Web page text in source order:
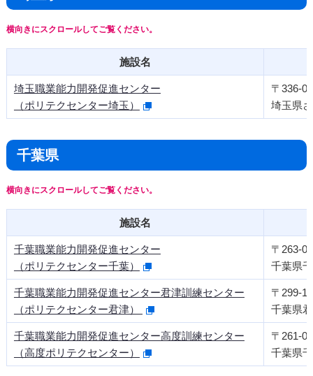
施設名
埼玉職業能力開発促進センター
（ポリテクセンター埼玉）
〒336-
埼玉県
千葉県
施設名
千葉職業能力開発促進センター
（ポリテクセンター千葉）
〒263-
千葉県
千葉職業能力開発促進センター君津訓練センター
（ポリテクセンター君津）
〒299-
千葉県
千葉職業能力開発促進センター高度訓練センター
（高度ポリテクセンター）
〒261-
千葉県